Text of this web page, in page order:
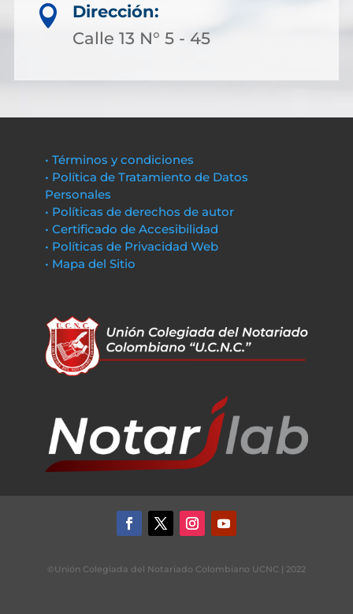

Dirección:
Calle 13 N° 5 - 45
• Términos y condiciones
• Política de Tratamiento de Datos
Personales
• Políticas de derechos de autor
• Certificado de Accesibilidad
• Políticas de Privacidad Web
• Mapa del Sitio
©Unión Colegiada del Notariado Colombiano UCNC | 2022